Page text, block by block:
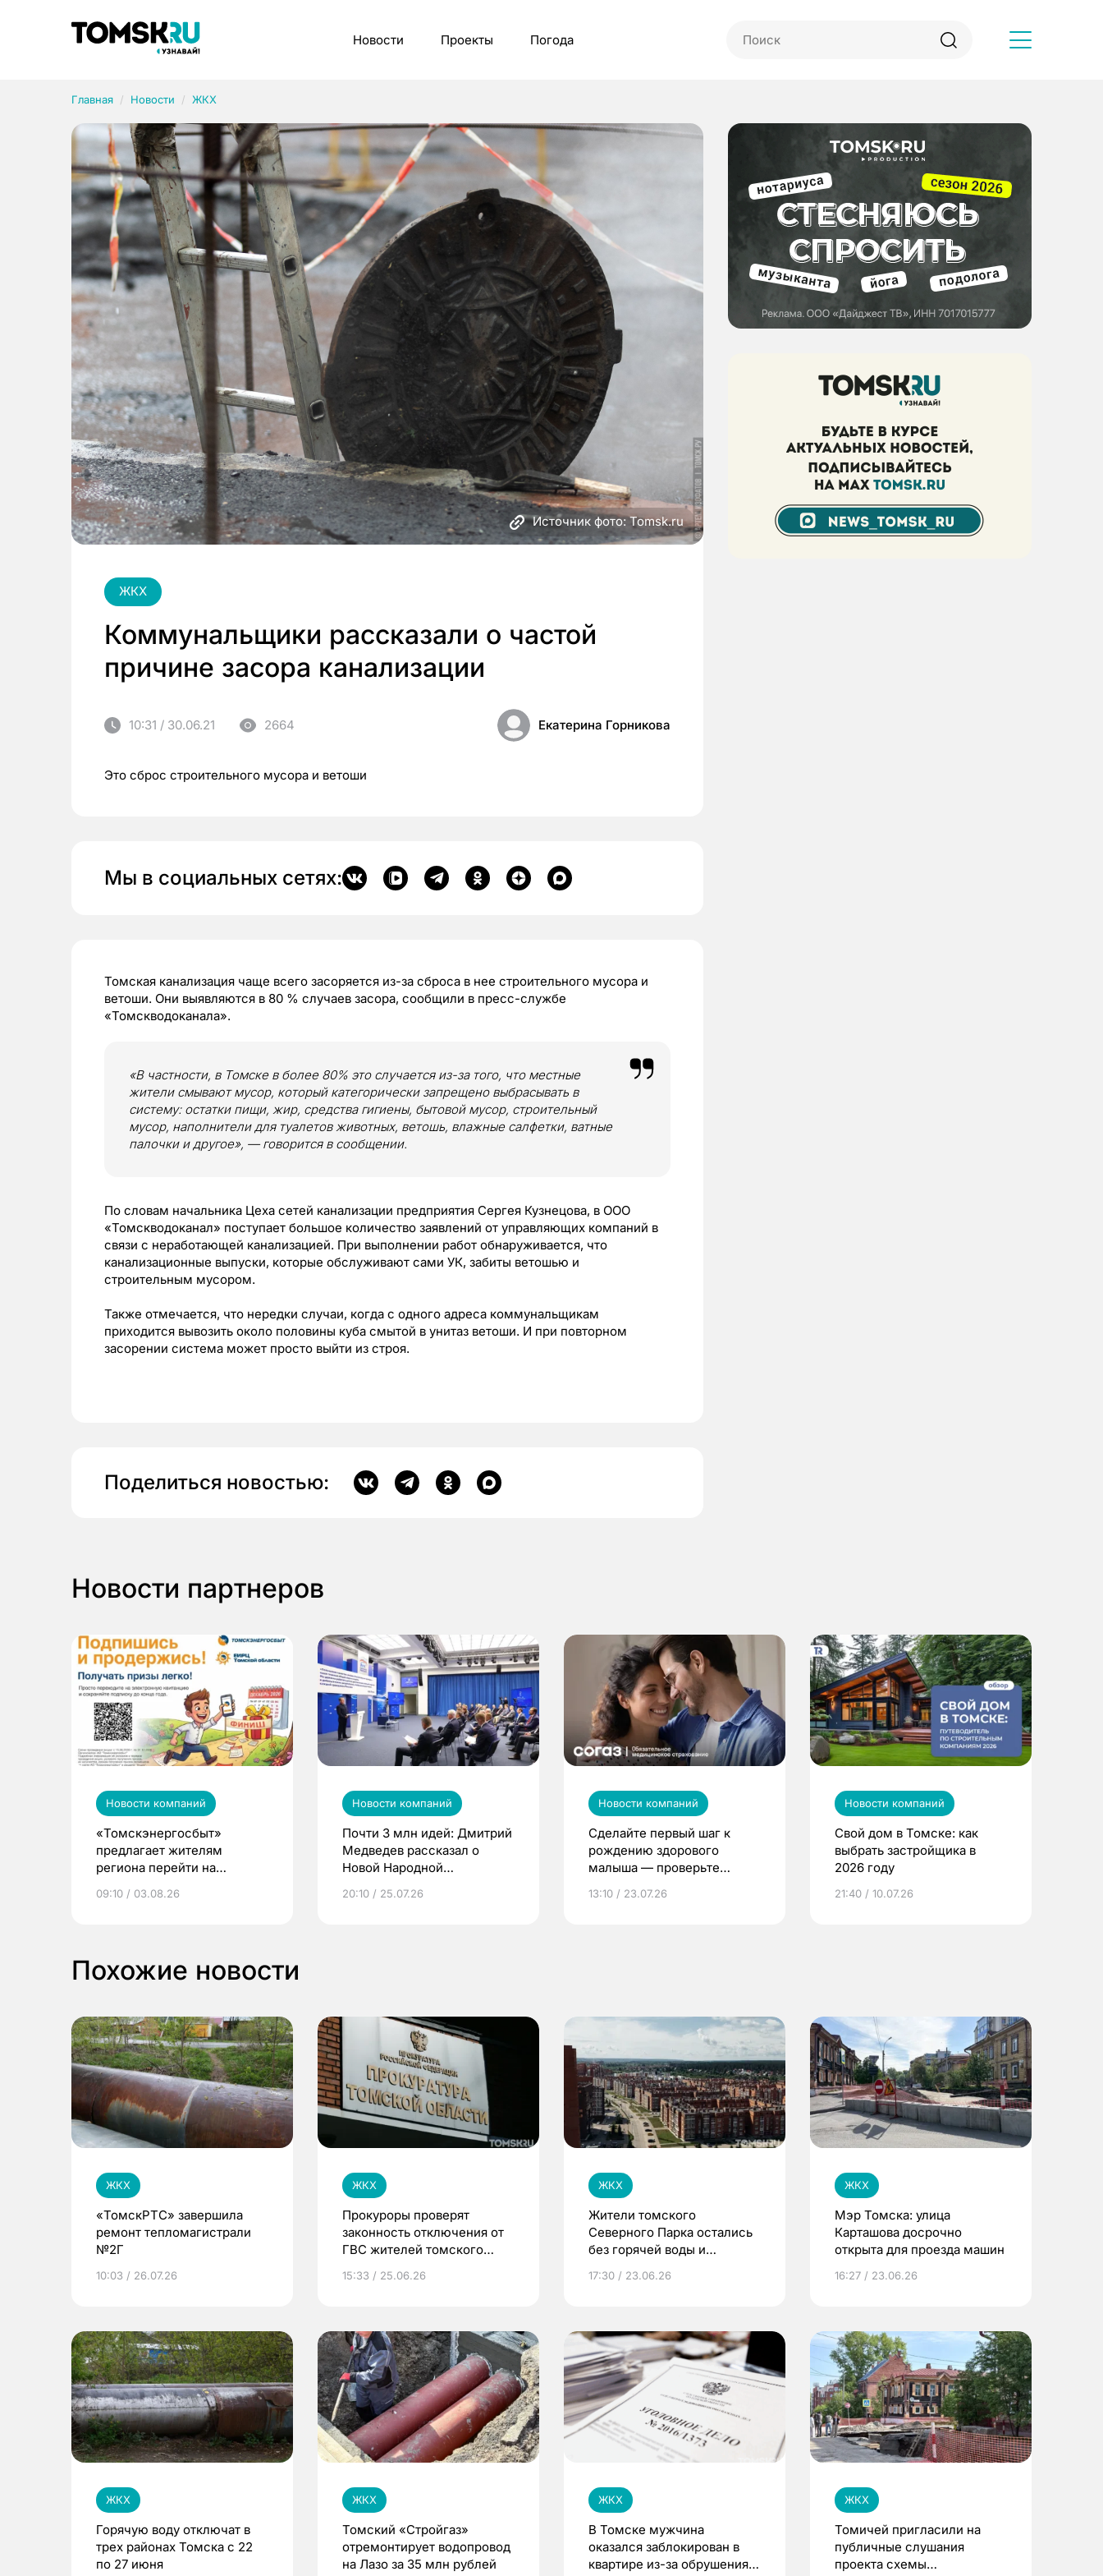
Новости Проекты Погода
Главная Новости ЖКХ
Источник фото: Tomsk.ru
ЖКХ
Коммунальщики рассказали о частой
причине засора канализации
10:31 / 30.06.21 2664 Екатерина Горникова
Это сброс строительного мусора и ветоши
Мы в социальных сетях:
Томская канализация чаще всего засоряется из-за сброса в нее строительного мусора и
ветоши. Они выявляются в 80 % случаев засора, сообщили в пресс-службе
«Томскводоканала».
«В частности, в Томске в более 80% это случается из-за того, что местные
жители смывают мусор, который категорически запрещено выбрасывать в
систему: остатки пищи, жир, средства гигиены, бытовой мусор, строительный
мусор, наполнители для туалетов животных, ветошь, влажные салфетки, ватные
палочки и другое», — говорится в сообщении.
По словам начальника Цеха сетей канализации предприятия Сергея Кузнецова, в ООО
«Томскводоканал» поступает большое количество заявлений от управляющих компаний в
связи с неработающей канализацией. При выполнении работ обнаруживается, что
канализационные выпуски, которые обслуживают сами УК, забиты ветошью и
строительным мусором.
Также отмечается, что нередки случаи, когда с одного адреса коммунальщикам
приходится вывозить около половины куба смытой в унитаз ветоши. И при повторном
засорении система может просто выйти из строя.
Поделиться новостью:
Новости партнеров
Новости компаний
«Томскэнергосбыт»
предлагает жителям
региона перейти на
выиграть призы
09:10 / 03.08.26
Новости компаний
Почти 3 млн идей: Дмитрий
Медведев рассказал о
Новой Народной
20:10 / 25.07.26
Новости компаний
Сделайте первый шаг к
рождению здорового
малыша — проверьте
по ОМС!
13:10 / 23.07.26
Новости компаний
Свой дом в Томске: как
выбрать застройщика в
2026 году
21:40 / 10.07.26
Похожие новости
ЖКХ
«ТомскРТС» завершила
ремонт тепломагистрали
№2Г
10:03 / 26.07.26
ЖКХ
Прокуроры проверят
законность отключения от
ГВС жителей томского
15:33 / 25.06.26
ЖКХ
Жители томского
Северного Парка остались
без горячей воды и
газ
17:30 / 23.06.26
ЖКХ
Мэр Томска: улица
Карташова досрочно
открыта для проезда машин
16:27 / 23.06.26
ЖКХ
Горячую воду отключат в
трех районах Томска с 22
по 27 июня
ЖКХ
Томский «Стройгаз»
отремонтирует водопровод
на Лазо за 35 млн рублей
ЖКХ
В Томске мужчина
оказался заблокирован в
квартире из-за обрушения
ЖКХ
Томичей пригласили на
публичные слушания
проекта схемы
Рубрики